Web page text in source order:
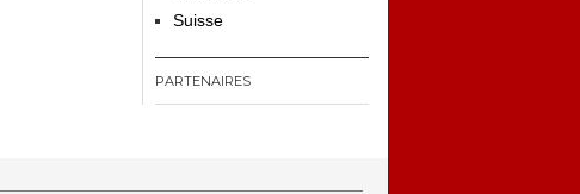
Suisse
PARTENAIRES